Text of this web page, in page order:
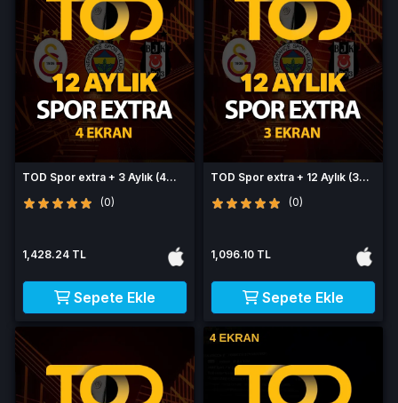
TOD Spor extra + 3 Aylık (4
(0)
1,428.24 TL
Sepete Ekle
TOD Spor extra + 12 Aylık (3
(0)
1,096.10 TL
Sepete Ekle